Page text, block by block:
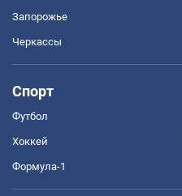
Запорожье
Черкассы
Спорт
Футбол
Хоккей
Формула-1